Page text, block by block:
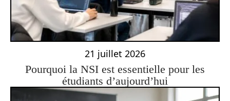
21 juillet 2026
Pourquoi la NSI est essentielle pour les
étudiants d’aujourd’hui